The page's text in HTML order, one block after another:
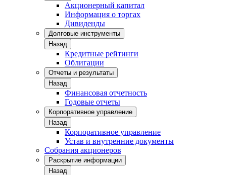
Акционерный капитал
Информация о торгах
Дивиденды
Долговые инструменты
Назад
Кредитные рейтинги
Облигации
Отчеты и результаты
Назад
Финансовая отчетность
Годовые отчеты
Корпоративное управление
Назад
Корпоративное управление
Устав и внутренние документы
Собрания акционеров
Раскрытие информации
Назад